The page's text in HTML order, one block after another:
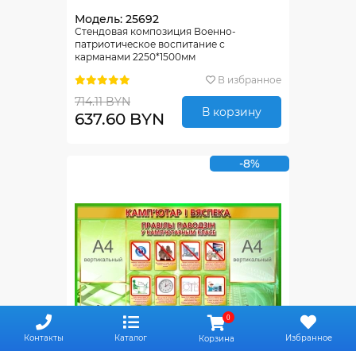
Контакты Каталог
0
Корзина Избранное
Модель: 25692
Стендовая композиция Военно-
патриотическое воспитание с
карманами 2250*1500мм
В избранное
714.11 BYN
637.60 BYN В корзину
-8%